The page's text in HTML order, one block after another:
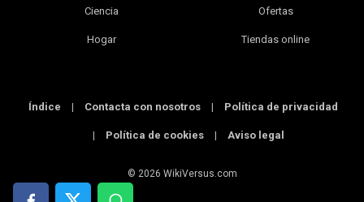
Ciencia
Hogar
Ofertas
Tiendas online
Índice | Contacta con nosotros | Política de privacidad
| Política de cookies | Aviso legal
© 2026 WikiVersus.com